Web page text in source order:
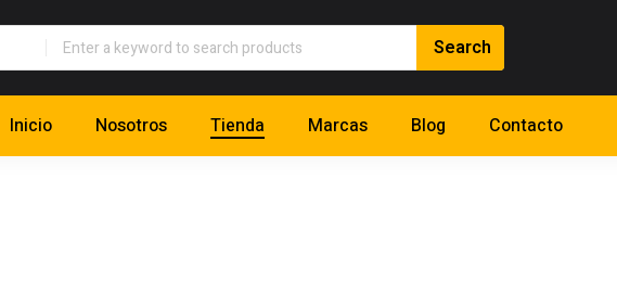
Inicio Nosotros Tienda Marcas Blog Contacto